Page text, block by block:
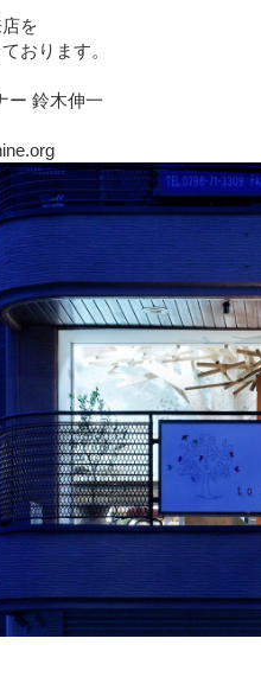
を
おります。
ー 鈴木伸一